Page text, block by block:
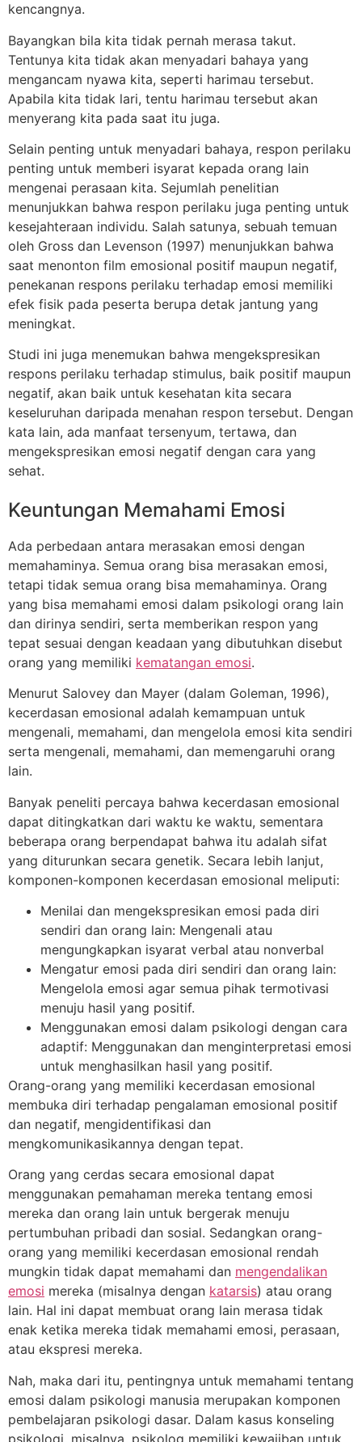
kencangnya.
Bayangkan bila kita tidak pernah merasa takut.
Tentunya kita tidak akan menyadari bahaya yang
mengancam nyawa kita, seperti harimau tersebut.
Apabila kita tidak lari, tentu harimau tersebut akan
menyerang kita pada saat itu juga.
Selain penting untuk menyadari bahaya, respon perilaku
penting untuk memberi isyarat kepada orang lain
mengenai perasaan kita. Sejumlah penelitian
menunjukkan bahwa respon perilaku juga penting untuk
kesejahteraan individu. Salah satunya, sebuah temuan
oleh Gross dan Levenson (1997) menunjukkan bahwa
saat menonton film emosional positif maupun negatif,
penekanan respons perilaku terhadap emosi memiliki
efek fisik pada peserta berupa detak jantung yang
meningkat.
Studi ini juga menemukan bahwa mengekspresikan
respons perilaku terhadap stimulus, baik positif maupun
negatif, akan baik untuk kesehatan kita secara
keseluruhan daripada menahan respon tersebut. Dengan
kata lain, ada manfaat tersenyum, tertawa, dan
mengekspresikan emosi negatif dengan cara yang
sehat.
Keuntungan Memahami Emosi
Ada perbedaan antara merasakan emosi dengan
memahaminya. Semua orang bisa merasakan emosi,
tetapi tidak semua orang bisa memahaminya. Orang
yang bisa memahami emosi dalam psikologi orang lain
dan dirinya sendiri, serta memberikan respon yang
tepat sesuai dengan keadaan yang dibutuhkan disebut
orang yang memiliki kematangan emosi.
Menurut Salovey dan Mayer (dalam Goleman, 1996),
kecerdasan emosional adalah kemampuan untuk
mengenali, memahami, dan mengelola emosi kita sendiri
serta mengenali, memahami, dan memengaruhi orang
lain.
Banyak peneliti percaya bahwa kecerdasan emosional
dapat ditingkatkan dari waktu ke waktu, sementara
beberapa orang berpendapat bahwa itu adalah sifat
yang diturunkan secara genetik. Secara lebih lanjut,
komponen-komponen kecerdasan emosional meliputi:
Menilai dan mengekspresikan emosi pada diri
sendiri dan orang lain: Mengenali atau
mengungkapkan isyarat verbal atau nonverbal
Mengatur emosi pada diri sendiri dan orang lain:
Mengelola emosi agar semua pihak termotivasi
menuju hasil yang positif.
Menggunakan emosi dalam psikologi dengan cara
adaptif: Menggunakan dan menginterpretasi emosi
untuk menghasilkan hasil yang positif.
Orang-orang yang memiliki kecerdasan emosional
membuka diri terhadap pengalaman emosional positif
dan negatif, mengidentifikasi dan
mengkomunikasikannya dengan tepat.
Orang yang cerdas secara emosional dapat
menggunakan pemahaman mereka tentang emosi
mereka dan orang lain untuk bergerak menuju
pertumbuhan pribadi dan sosial. Sedangkan orang-
orang yang memiliki kecerdasan emosional rendah
mungkin tidak dapat memahami dan mengendalikan
emosi mereka (misalnya dengan katarsis) atau orang
lain. Hal ini dapat membuat orang lain merasa tidak
enak ketika mereka tidak memahami emosi, perasaan,
atau ekspresi mereka.
Nah, maka dari itu, pentingnya untuk memahami tentang
emosi dalam psikologi manusia merupakan komponen
pembelajaran psikologi dasar. Dalam kasus konseling
psikologi, misalnya, psikolog memiliki kewajiban untuk